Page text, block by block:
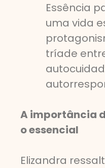
Essência
uma vida
tríade
A importância
o essencial
Elizandra